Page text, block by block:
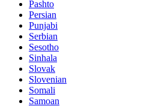
Pashto
Persian
Punjabi
Serbian
Sesotho
Sinhala
Slovak
Slovenian
Somali
Samoan